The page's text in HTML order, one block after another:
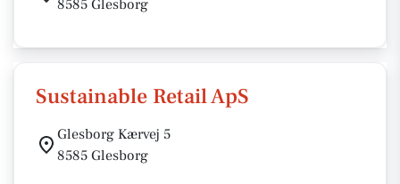
8585 Glesborg
Sustainable Retail ApS
Glesborg Kærvej 5
8585 Glesborg